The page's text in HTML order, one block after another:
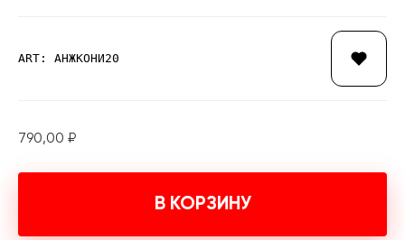
ART: АНЖКОНИ20
790,00 ₽
В КОРЗИНУ